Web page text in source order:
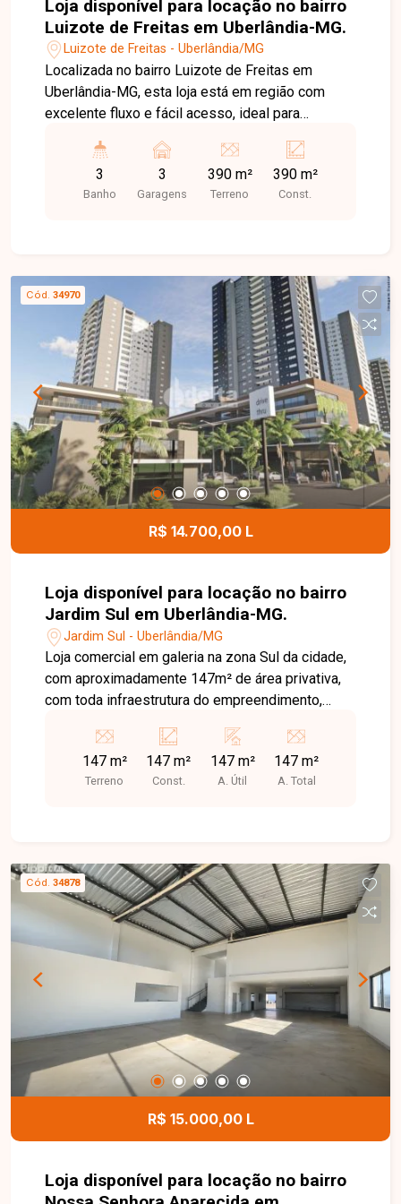
Loja disponível para locação no bairro
Luizote de Freitas em Uberlândia-MG.
Luizote de Freitas - Uberlândia/MG
Localizada no bairro Luizote de Freitas em
Uberlândia-MG, esta loja está em região com
excelente fluxo e fácil acesso, ideal para
visibilidade e praticidade para o dia a dia do seu
negócio. O imóvel possui aproximadamente 390
m² de área construída, sendo cerca de 250 m² de
recuada para estacionamento, garantindo mais
conforto e comodidade para clientes e
colaboradores. Agende agora mesmo uma visita
e venha conhecer pessoalmente todos os
detalhes deste imóvel. Estamos à disposição
para esclarecer suas dúvidas e auxiliar em todo o
processo.
3
Banho
3
Garagens
390 m²
Terreno
390 m²
Const.
Cód. 34970
R$ 14.700,00 L
Loja disponível para locação no bairro
Jardim Sul em Uberlândia-MG.
Jardim Sul - Uberlândia/MG
Loja comercial em galeria na zona Sul da cidade,
com aproximadamente 147m² de área privativa,
com toda infraestrutura do empreendimento,
elevadores, vista panorama, escadas amplas.
147 m²
Terreno
147 m²
Const.
147 m²
A. Útil
147 m²
A. Total
Cód. 34878
R$ 15.000,00 L
Loja disponível para locação no bairro